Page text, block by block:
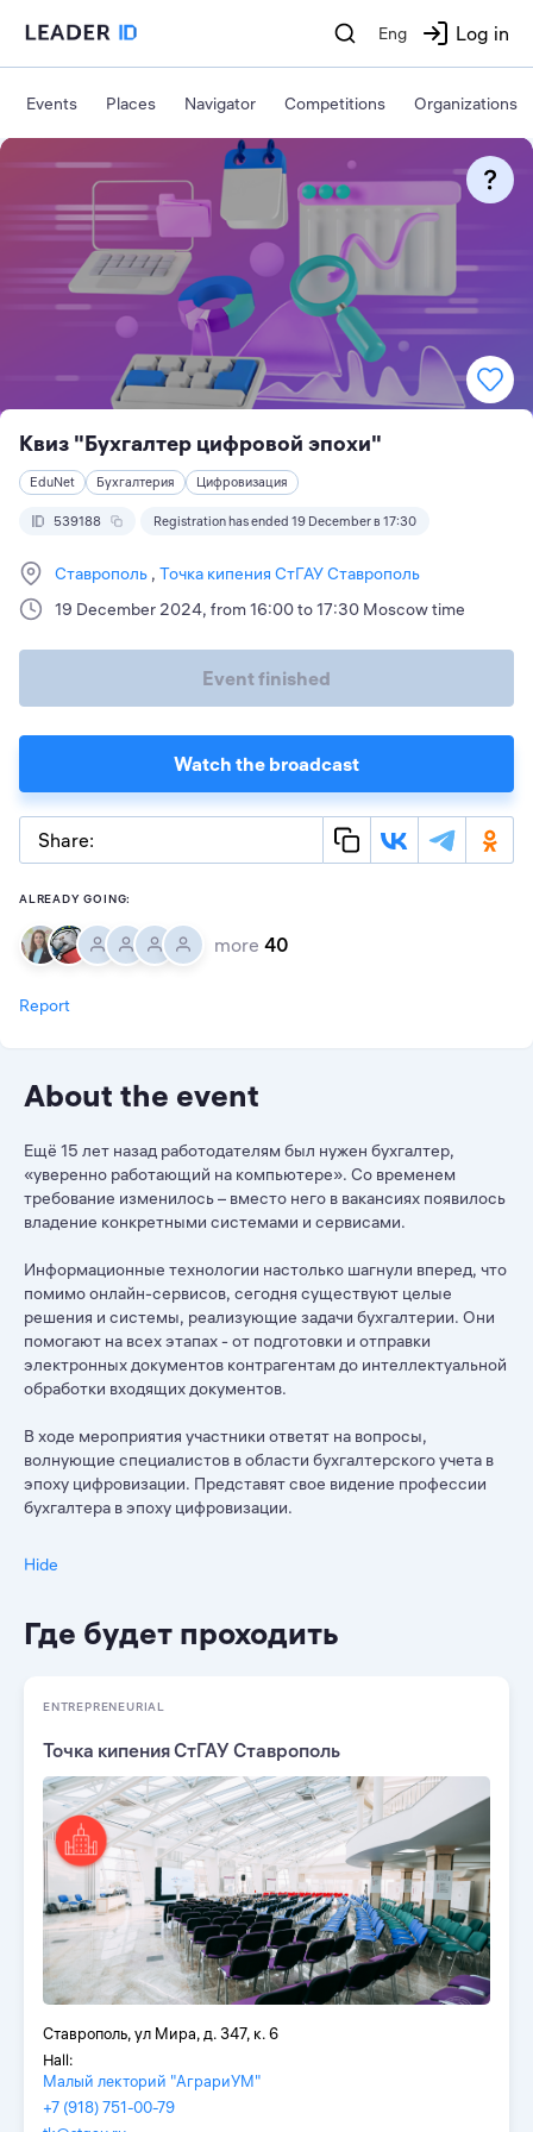
Eng Log in
Events Places Navigator Competitions Organizations
Квиз "Бухгалтер цифровой эпохи"
EduNet Бухгалтерия Цифровизация
539188 Registration has ended 19 December в 17:30
Ставрополь Точка кипения СтГАУ Ставрополь
19 December 2024, from 16:00 to 17:30 Moscow time
Event finished
Watch the broadcast
Share:
ALREADY GOING:
more 40
Report
About the event
Ещё 15 лет назад работодателям был нужен бухгалтер,
«уверенно работающий на компьютере». Со временем
требование изменилось – вместо него в вакансиях появилось
владение конкретными системами и сервисами.
Информационные технологии настолько шагнули вперед, что
помимо онлайн-сервисов, сегодня существуют целые
решения и системы, реализующие задачи бухгалтерии. Они
помогают на всех этапах - от подготовки и отправки
электронных документов контрагентам до интеллектуальной
обработки входящих документов.
В ходе мероприятия участники ответят на вопросы,
волнующие специалистов в области бухгалтерского учета в
эпоху цифровизации. Представят свое видение профессии
бухгалтера в эпоху цифровизации.
Hide
Где будет проходить
ENTREPRENEURIAL
Точка кипения СтГАУ Ставрополь
Ставрополь, ул Мира, д. 347, к. 6
Hall:
Малый лекторий "АграриУМ"
+7 (918) 751-00-79